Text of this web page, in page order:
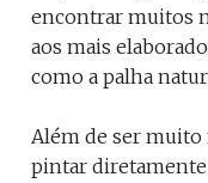
encontrar muitos
aos mais
como a palha
Além de ser muito
pintar diretamente